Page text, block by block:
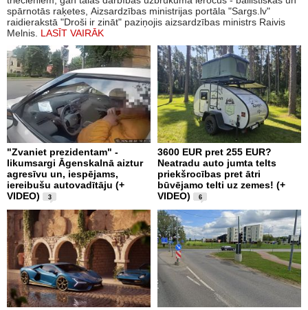
spārnotās raķetes, Aizsardzības ministrijas portāla "Sargs.lv"
raidierakstā "Droši ir zināt" paziņojis aizsardzības ministrs Raivis
Melnis. LASĪT VAIRĀK
"Zvaniet prezidentam" -
likumsargi Āgenskalnā aiztur
agresīvu un, iespējams,
iereibušu autovadītāju (+
VIDEO)
3
3600 EUR pret 255 EUR?
Neatradu auto jumta telts
priekšrocības pret ātri
būvējamo telti uz zemes! (+
VIDEO)
6